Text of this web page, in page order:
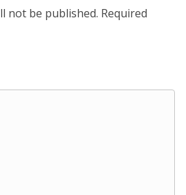
not be published. Required